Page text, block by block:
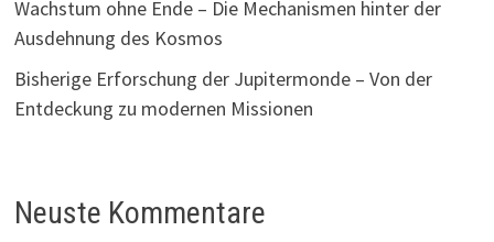
Wachstum ohne Ende – Die Mechanismen hinter der
Ausdehnung des Kosmos
Bisherige Erforschung der Jupitermonde – Von der
Entdeckung zu modernen Missionen
Neuste Kommentare